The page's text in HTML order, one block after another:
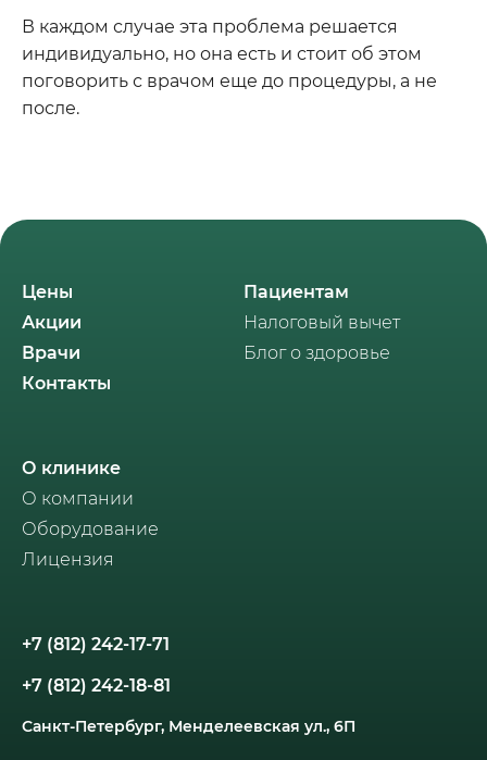
В каждом случае эта проблема решается
индивидуально, но она есть и стоит об этом
поговорить с врачом еще до процедуры, а не
после.
Цены
Акции
Врачи
Контакты
Пациентам
Налоговый вычет
Блог о здоровье
О клинике
О компании
Оборудование
Лицензия
+7 (812) 242-17-71
+7 (812) 242-18-81
Санкт-Петербург, Менделеевская ул., 6П